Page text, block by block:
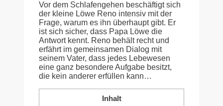
Vor dem Schlafengehen beschäftigt sich
der kleine Löwe Reno intensiv mit der
Frage, warum es ihn überhaupt gibt. Er
ist sich sicher, dass Papa Löwe die
Antwort kennt. Reno behält recht und
erfährt im gemeinsamen Dialog mit
seinem Vater, dass jedes Lebewesen
eine ganz besondere Aufgabe besitzt,
die kein anderer erfüllen kann…
Inhalt